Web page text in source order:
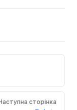
сторінка